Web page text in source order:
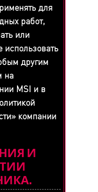
для
работ,
или
использовать
другим
на
MSI и в
компании
И